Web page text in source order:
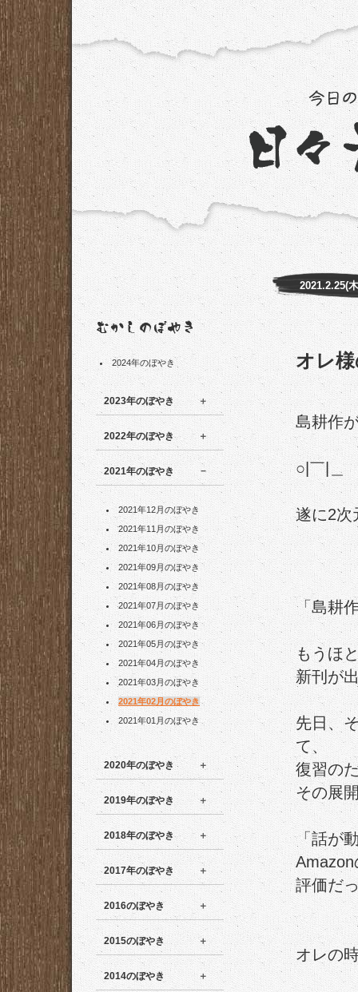
2024年のぼやき
2023年のぼやき
2022年のぼやき
2021年のぼやき
2021年12月のぼやき
2021年11月のぼやき
2021年10月のぼやき
2021年09月のぼやき
2021年08月のぼやき
2021年07月のぼやき
2021年06月のぼやき
2021年05月のぼやき
2021年04月のぼやき
2021年03月のぼやき
2021年02月のぼやき
2021年01月のぼやき
2020年のぼやき
2019年のぼやき
2018年のぼやき
2017年のぼやき
2016のぼやき
2015のぼやき
2014のぼやき
2021.2.25(
オレ
島耕作
○|￣|＿
遂に2
「島耕
もうほ
新刊が
先日、
て、
復習の
その展
「話が
評価だ
オレの